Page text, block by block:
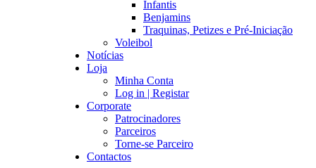
Infantis
Benjamins
Traquinas, Petizes e Pré-Iniciação
Voleibol
Notícias
Loja
Minha Conta
Log in | Registar
Corporate
Patrocinadores
Parceiros
Torne-se Parceiro
Contactos